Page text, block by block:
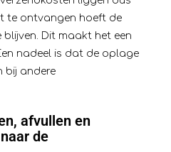
te ontvangen hoeft de
Dit maakt het een
nadeel is dat de oplage
bij andere
afvullen en
de